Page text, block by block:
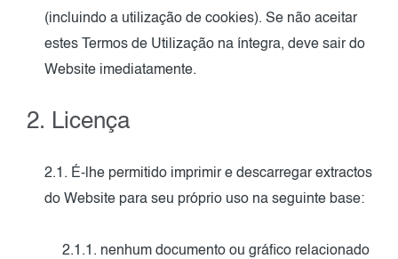
(incluindo a utilização de cookies). Se não aceitar
estes Termos de Utilização na íntegra, deve sair do
Website imediatamente.
2. Licença
2.1. É-lhe permitido imprimir e descarregar extractos
do Website para seu próprio uso na seguinte base:
2.1.1. nenhum documento ou gráfico relacionado